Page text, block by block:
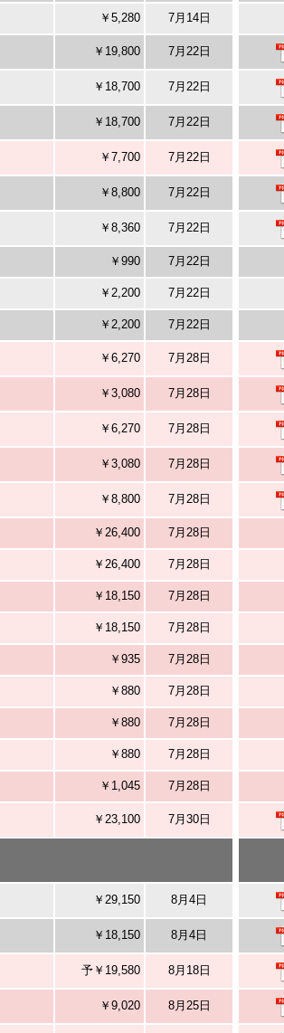
￥5,280 7月14日
￥19,800 7月22日
￥18,700 7月22日
￥18,700 7月22日
￥7,700 7月22日
￥8,800 7月22日
￥8,360 7月22日
￥990 7月22日
￥2,200 7月22日
￥2,200 7月22日
￥6,270 7月28日
￥3,080 7月28日
￥6,270 7月28日
￥3,080 7月28日
￥8,800 7月28日
￥26,400 7月28日
￥26,400 7月28日
￥18,150 7月28日
￥18,150 7月28日
￥935 7月28日
￥880 7月28日
￥880 7月28日
￥880 7月28日
￥1,045 7月28日
￥23,100 7月30日
￥29,150 8月4日
￥18,150 8月4日
予￥19,580 8月18日
￥9,020 8月25日